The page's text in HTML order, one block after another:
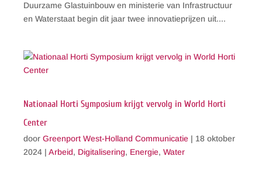
Duurzame Glastuinbouw en ministerie van Infrastructuur
en Waterstaat begin dit jaar twee innovatieprijzen uit....
Nationaal Horti Symposium krijgt vervolg in World Horti
Center
doorGreenport West-Holland Communicatie | 18 oktober
2024 |Arbeid, Digitalisering, Energie,Water